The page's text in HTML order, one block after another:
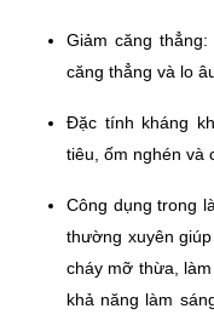
Giảm căng
căng thẳng và lo
Đặc tính kháng
tiêu, ốm nghén và
Công dụng trong
thường xuyên
cháy mỡ thừa,
khả năng làm